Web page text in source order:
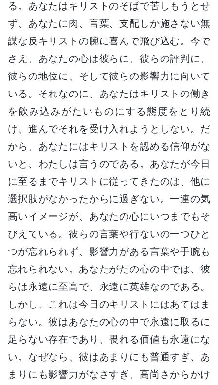
る。あなたはキリストのそばで苦しもうとせ
ず、あなたに肉、言葉、支配しか施さない無
謀な反キリストの腕に喜んで飛び込む。今で
さえ、あなたの心は彼らに、彼らの評判に、
彼らの地位に、そして彼らの影響力に向いて
いる。それなのに、あなたはキリストの働き
を飲み込みがたいものにする態度をとり続
け、進んでそれを受け入れようとしない。だ
から、あなたにはキリストを認める信仰がな
いと、わたしは言うのである。あなたが今日
に至るまでキリストに従ってきたのは、他に
選択肢がなかったからに過ぎない。一連の気
高いイメージが、あなたの心にいつまでもそ
びえている。彼らの言葉や行ないの一つひと
つが忘れられず、影響力がある言葉や手腕も
忘れられない。あなたがたの心の中では、彼
らは永遠に至高で、永遠に英雄なのである。
しかし、これは今日のキリストにはあてはま
らない。彼はあなたの心の中で永遠に取るに
足らない存在であり、畏れる価値も永遠にな
い。なぜなら、彼はあまりにも普通すぎ、あ
まりにも影響力がなさすぎ、高尚さからかけ